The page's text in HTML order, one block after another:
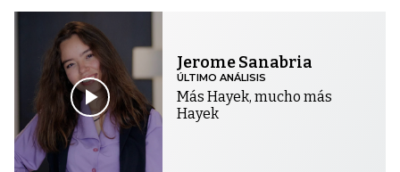
Jerome Sanabria
ÚLTIMO ANÁLISIS
Más Hayek, mucho más
Hayek